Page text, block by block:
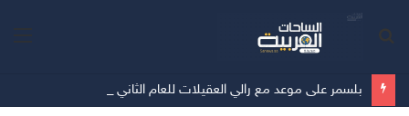
بلسمر على موعد مع رالي العقيلات للعام الثاني على التوالي